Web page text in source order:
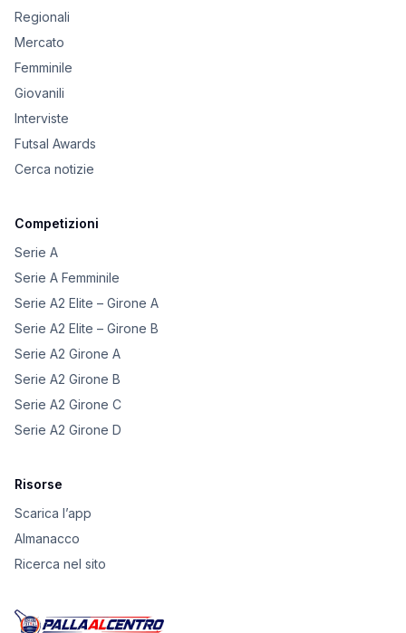
Regionali
Mercato
Femminile
Giovanili
Interviste
Futsal Awards
Cerca notizie
Competizioni
Serie A
Serie A Femminile
Serie A2 Elite – Girone A
Serie A2 Elite – Girone B
Serie A2 Girone A
Serie A2 Girone B
Serie A2 Girone C
Serie A2 Girone D
Risorse
Scarica l’app
Almanacco
Ricerca nel sito